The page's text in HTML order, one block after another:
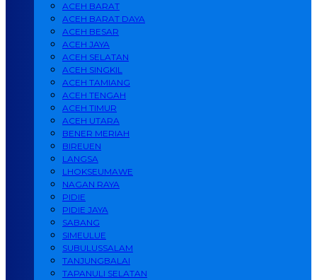
ACEH BARAT
ACEH BARAT DAYA
ACEH BESAR
ACEH JAYA
ACEH SELATAN
ACEH SINGKIL
ACEH TAMIANG
ACEH TENGAH
ACEH TIMUR
ACEH UTARA
BENER MERIAH
BIREUEN
LANGSA
LHOKSEUMAWE
NAGAN RAYA
PIDIE
PIDIE JAYA
SABANG
SIMEULUE
SUBULUSSALAM
TANJUNGBALAI
TAPANULI SELATAN